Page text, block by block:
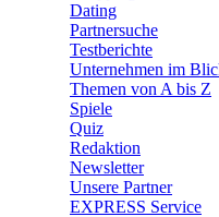
Dating
Partnersuche
Testberichte
Unternehmen im
Themen von A bis Z
Spiele
Quiz
Redaktion
Newsletter
Unsere Partner
EXPRESS Service